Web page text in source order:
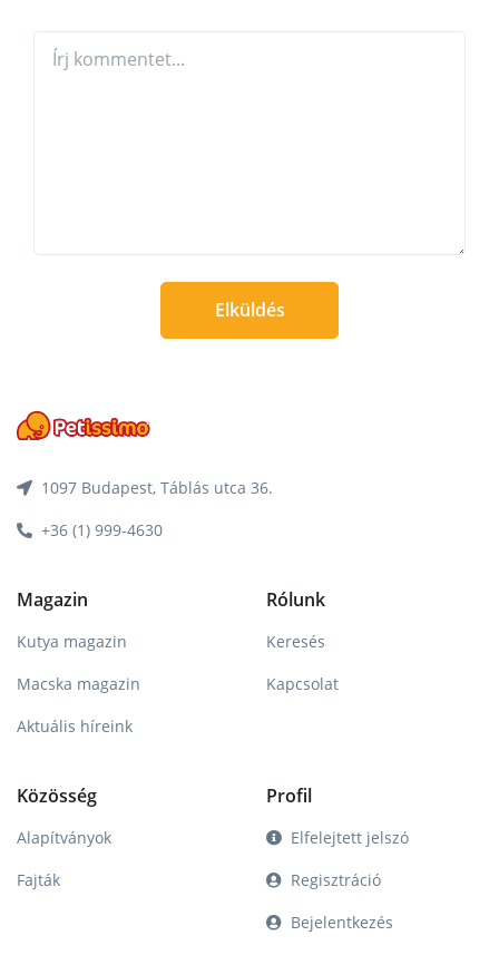
Elküldés
1097 Budapest, Táblás utca 36.
+36 (1) 999-4630
Magazin
Kutya magazin
Macska magazin
Aktuális híreink
Rólunk
Keresés
Kapcsolat
Közösség
Alapítványok
Fajták
Profil
Elfelejtett jelszó
Regisztráció
Bejelentkezés